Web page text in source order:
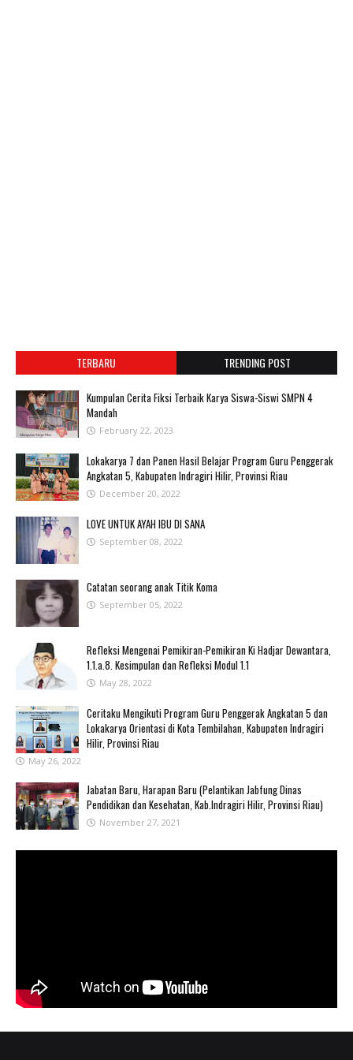
TERBARU TRENDING POST
Kumpulan Cerita Fiksi Terbaik Karya Siswa-Siswi SMPN 4
Mandah
February 22, 2023
Lokakarya 7 dan Panen Hasil Belajar Program Guru Penggerak
Angkatan 5, Kabupaten Indragiri Hilir, Provinsi Riau
December 20, 2022
LOVE UNTUK AYAH IBU DI SANA
September 08, 2022
Catatan seorang anak Titik Koma
September 05, 2022
Refleksi Mengenai Pemikiran-Pemikiran Ki Hadjar Dewantara,
1.1.a.8. Kesimpulan dan Refleksi Modul 1.1
May 28, 2022
Ceritaku Mengikuti Program Guru Penggerak Angkatan 5 dan
Lokakarya Orientasi di Kota Tembilahan, Kabupaten Indragiri
Hilir, Provinsi Riau
May 26, 2022
Jabatan Baru, Harapan Baru (Pelantikan Jabfung Dinas
Pendidikan dan Kesehatan, Kab.Indragiri Hilir, Provinsi Riau)
November 27, 2021